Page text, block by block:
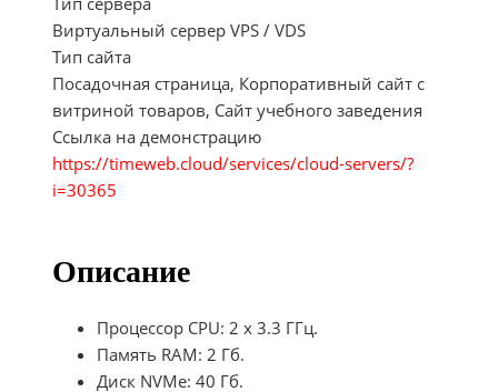
Виртуальный сервер VPS / VDS
Тип сайта
Посадочная страница, Корпоративный сайт с
витриной товаров, Сайт учебного заведения
Ссылка на демонстрацию
https://timeweb.cloud/services/cloud-servers/?
i=30365
Описание
Процессор CPU: 2 x 3.3 ГГц.
Память RAM: 2 Гб.
Диск NVMe: 40 Гб.